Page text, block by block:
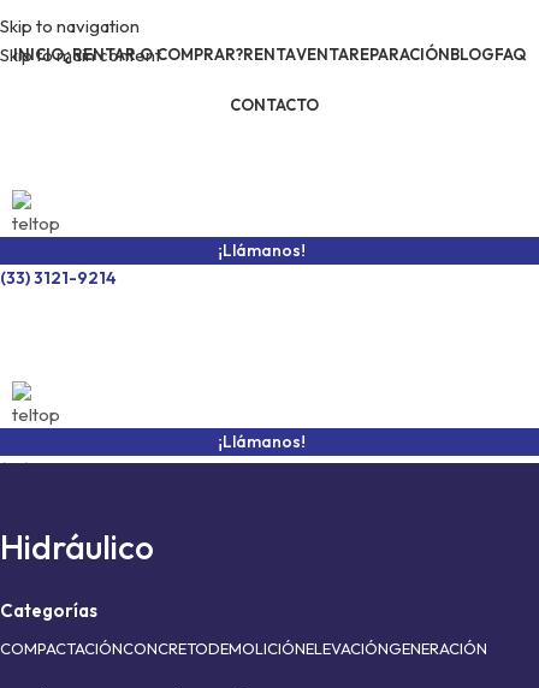
Skip to navigation
Skip to main content
INICIO¿RENTAR O COMPRAR?RENTAVENTAREPARACIÓNBLOGFAQ
CONTACTO
¡Llámanos!
(33) 3121-9214
¡Llámanos!
(33) 3121-9214
Hidráulico
Categorías
COMPACTACIÓNCONCRETODEMOLICIÓNELEVACIÓNGENERACIÓN